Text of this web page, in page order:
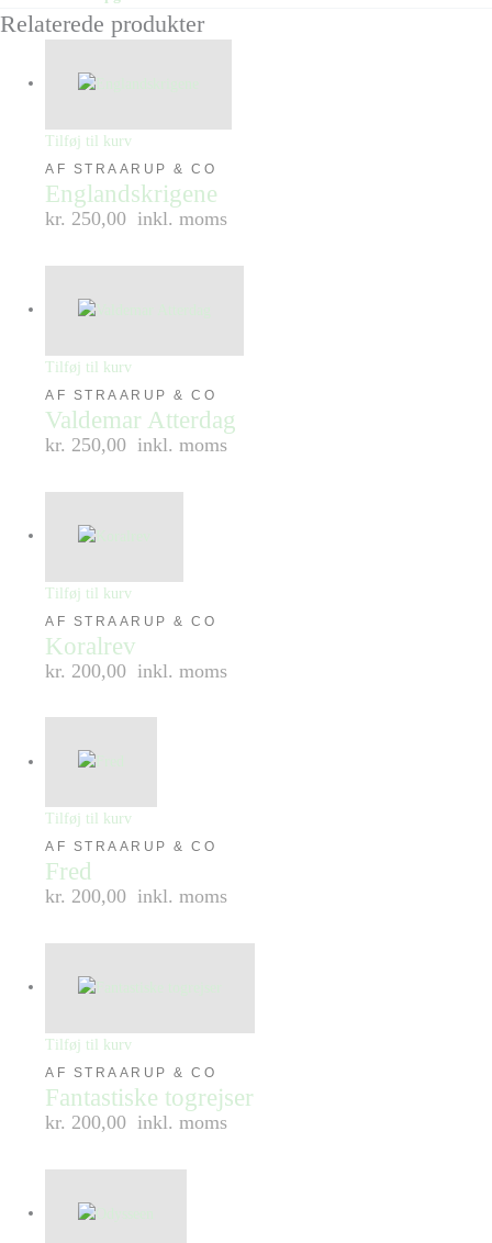
Relaterede produkter
Tilføj til kurv
AF STRAARUP & CO
Englandskrigene
kr. 250,00 inkl. moms
Tilføj til kurv
AF STRAARUP & CO
Valdemar Atterdag
kr. 250,00 inkl. moms
Tilføj til kurv
AF STRAARUP & CO
Koralrev
kr. 200,00 inkl. moms
Tilføj til kurv
AF STRAARUP & CO
Fred
kr. 200,00 inkl. moms
Tilføj til kurv
AF STRAARUP & CO
Fantastiske togrejser
kr. 200,00 inkl. moms